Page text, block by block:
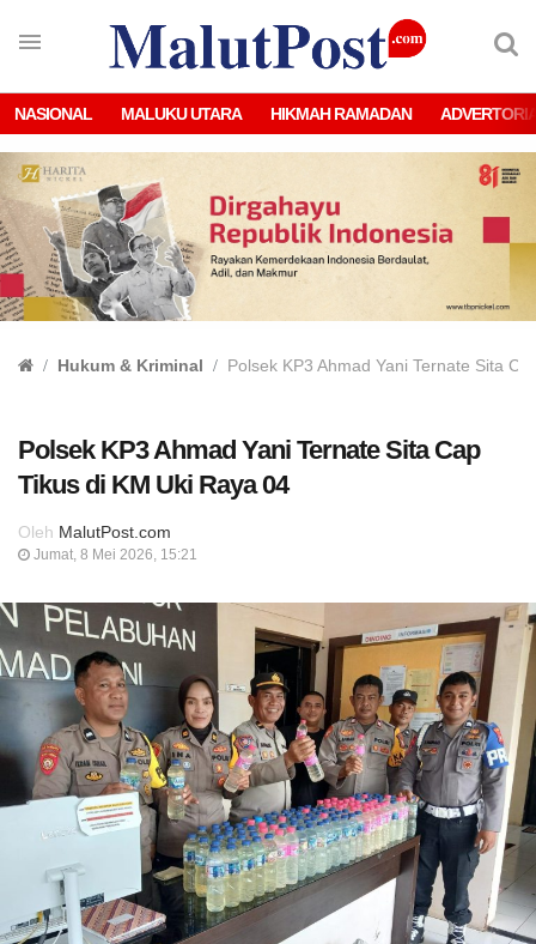
NASIONAL MALUKU UTARA HIKMAH RAMADAN
Hukum & Kriminal Polsek KP3 Ahmad Yani Ternate Sita
Polsek KP3 Ahmad Yani Ternate Sita Cap
Tikus di KM Uki Raya 04
Oleh MalutPost.com
Jumat, 8 Mei 2026, 15:21